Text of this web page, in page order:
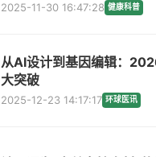
2025-11-30 16:47:28 健康科普
从AI设计到基因编辑：
大突破
2025-12-23 14:17:17 环球医讯